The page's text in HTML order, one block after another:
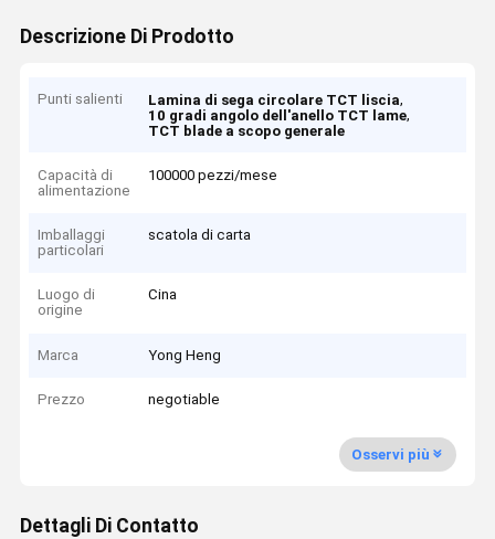
Descrizione Di Prodotto
Punti salienti Lamina di sega circolare TCT liscia,
10 gradi angolo dell'anello TCT lame,
TCT blade a scopo generale
Capacità di
alimentazione
100000 pezzi/mese
Imballaggi
particolari
scatola di carta
Luogo di
origine
Cina
Marca Yong Heng
Prezzo negotiable
Osservi più
Dettagli Di Contatto